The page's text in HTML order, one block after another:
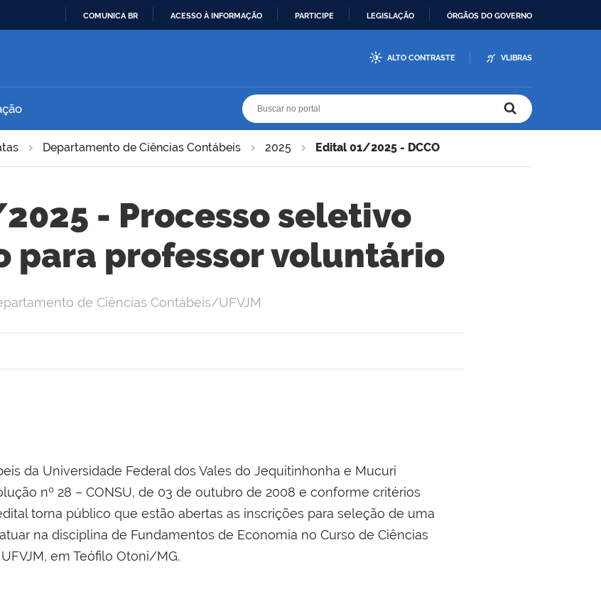
COMUNICA BR ACESSO À INFORMAÇÃO PARTICIPE LEGISLAÇÃO ÓRGÃOS DO GOVERNO
ALTO CONTRASTE VLIBRAS
Departamento de Ciências Contábeis 2025 Edital 01/2025 - DCCO
- Processo seletivo
para professor voluntário
de Ciências Contábeis/UFVJM
da Universidade Federal dos Vales do Jequitinhonha e Mucuri
nº 28 – CONSU, de 03 de outubro de 2008 e conforme critérios
torna público que estão abertas as inscrições para seleção de uma
na disciplina de Fundamentos de Economia no Curso de Ciências
em Teófilo Otoni/MG.